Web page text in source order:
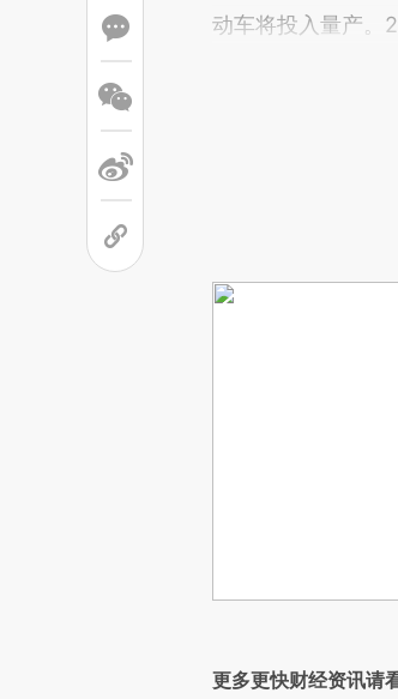
动车将投入量产。
更多更快财经资讯请